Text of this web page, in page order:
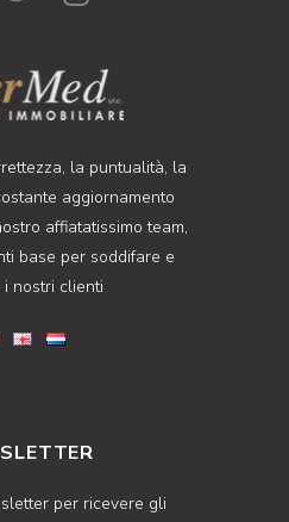
la puntualità, la
aggiornamento
affiatatissimo team,
base per soddifare e
nostri clienti
per ricevere gli